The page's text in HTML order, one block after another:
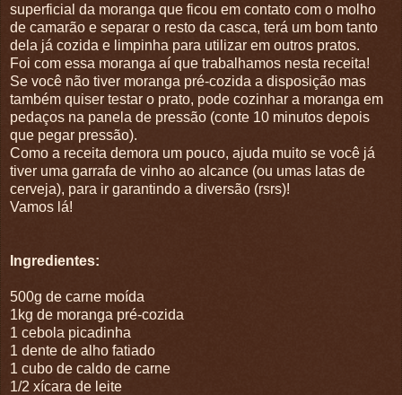
superficial da moranga que ficou em contato com o molho
de camarão e separar o resto da casca, terá um bom tanto
dela já cozida e limpinha para utilizar em outros pratos.
Foi com essa moranga aí que trabalhamos nesta receita!
Se você não tiver moranga pré-cozida a disposição mas
também quiser testar o prato, pode cozinhar a moranga em
pedaços na panela de pressão (conte 10 minutos depois
que pegar pressão).
Como a receita demora um pouco, ajuda muito se você já
tiver uma garrafa de vinho ao alcance (ou umas latas de
cerveja), para ir garantindo a diversão (rsrs)!
Vamos lá!
Ingredientes:
500g de carne moída
1kg de moranga pré-cozida
1 cebola picadinha
1 dente de alho fatiado
1 cubo de caldo de carne
1/2 xícara de leite